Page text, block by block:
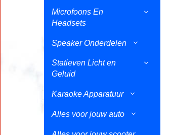
Microfoons En
Headsets
Speaker Onderdelen
Statieven Licht en
Geluid
Karaoke Apparatuur
Alles voor jouw auto